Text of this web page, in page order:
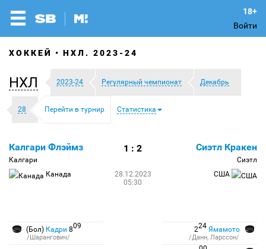
Войти
ХОККЕЙ НХЛ. 2023-24
НХЛ 2023-24 Регулярный чемпионат Декабрь
28 Перейти в турнир Статистика
Калгари Флэймз
Калгари
Канада
1 : 2
28.12.2023
05:30
Сиэтл Кракен
Сиэтл
США
(Бол) Кадри 809
/Шарангович/
224 Ямамото
/Данн, Ларссон/